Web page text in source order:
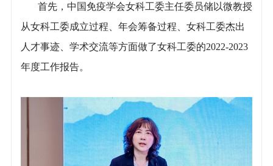
首先，中国免疫学会女科工委主任委员储以微教授
从女科工委成立过程、年会筹备过程、女科工委杰出
人才事迹、学术交流等方面做了女科工委的2022-2023
年度工作报告。